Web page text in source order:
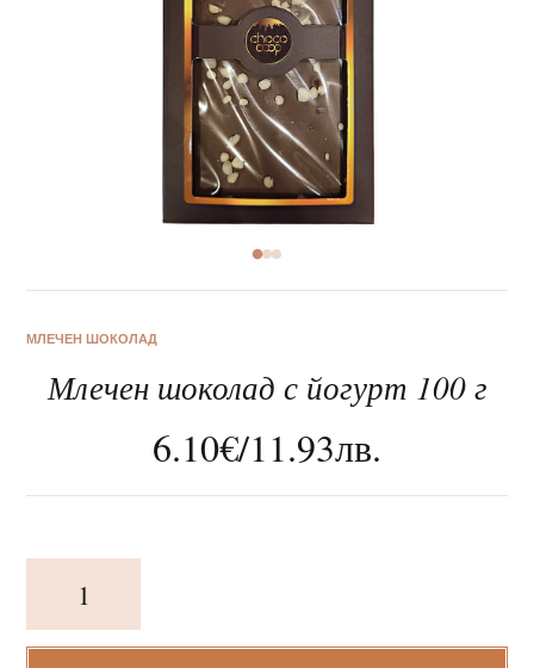
ВИНЕНА СЕЛЕКЦИЯ
За нас
Клиентско обслужване
МЛЕЧЕН ШОКОЛАД
Млечен шоколад с йогурт 100 г
6.10€/11.93лв.
Млечен
шоколад